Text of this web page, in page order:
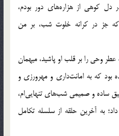
کوهی از هزاره‌های دور بودم،
جز در کرانه خلوت شب، بر من
وحی را بر قلب او پاشید، میهمان
بود که به امانت‌داری و مهرورزی و
ساده و صمیمی شب‌های تنهایی‌ام،
به آخرین حلقه از سلسله تکامل